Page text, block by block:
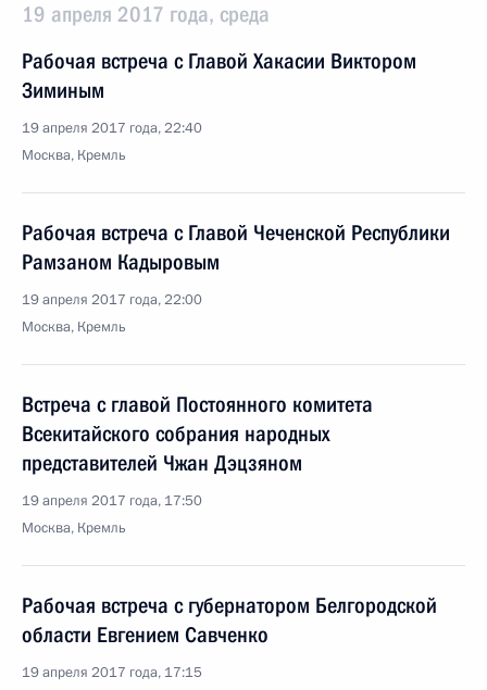
19 апреля 2017 года, среда
Рабочая встреча с Главой Хакасии Виктором
Зиминым
19 апреля 2017 года, 22:40
Москва, Кремль
Рабочая встреча с Главой Чеченской Республики
Рамзаном Кадыровым
19 апреля 2017 года, 22:00
Москва, Кремль
Встреча с главой Постоянного комитета
Всекитайского собрания народных
представителей Чжан Дэцзяном
19 апреля 2017 года, 17:50
Москва, Кремль
Рабочая встреча с губернатором Белгородской
области Евгением Савченко
19 апреля 2017 года, 17:15